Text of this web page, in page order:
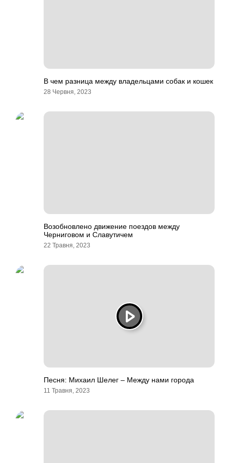
В чем разница между владельцами собак и кошек
28 Червня, 2023
Возобновлено движение поездов между
Черниговом и Славутичем
22 Травня, 2023
Песня: Михаил Шелег – Между нами города
11 Травня, 2023